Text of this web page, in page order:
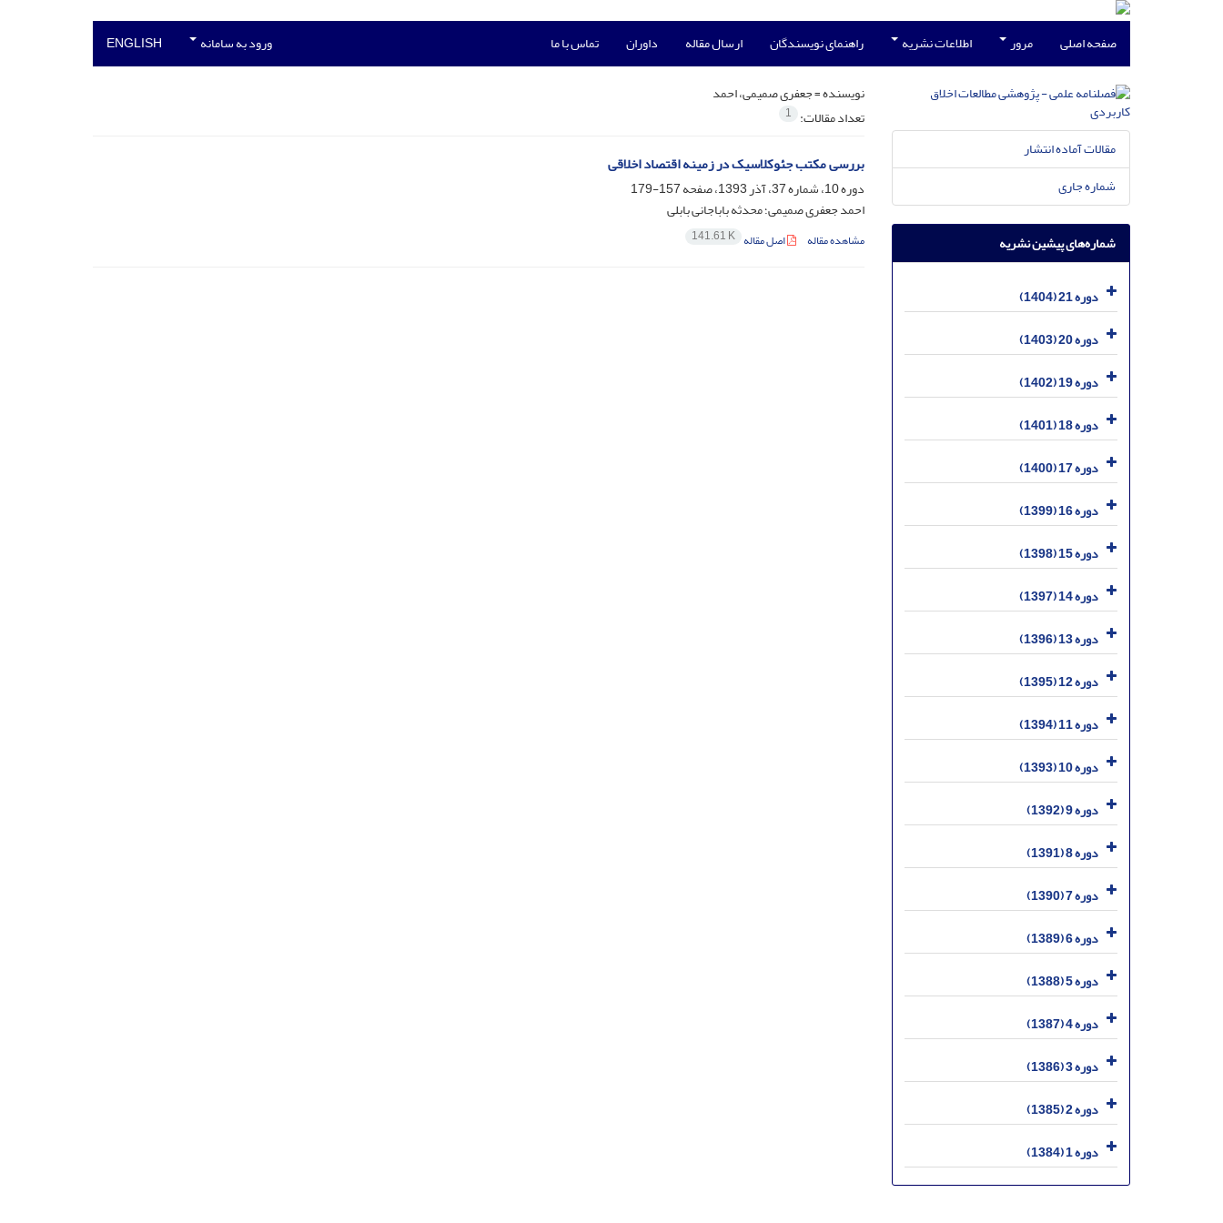
صفحه اصلی مرور اطلاعات نشریه راهنمای نویسندگان ارسال مقاله داوران تماس با ما ورود به سامانه ENGLISH
نویسنده =جعفری صمیمی، احمد
تعداد مقالات: 1
بررسی مکتب جئوکلاسیک در زمینه اقتصاد اخلاقی
دوره 10، شماره 37، آذر 1393، صفحه
157-179
احمد جعفری صمیمی؛ محدثه باباجانی بابلی
مشاهده مقاله اصل مقاله 141.61 K
مقالات آماده انتشار
شماره جاری
شماره‌های پیشین نشریه
دوره 21 (1404)
دوره 20 (1403)
دوره 19 (1402)
دوره 18 (1401)
دوره 17 (1400)
دوره 16 (1399)
دوره 15 (1398)
دوره 14 (1397)
دوره 13 (1396)
دوره 12 (1395)
دوره 11 (1394)
دوره 10 (1393)
دوره 9 (1392)
دوره 8 (1391)
دوره 7 (1390)
دوره 6 (1389)
دوره 5 (1388)
دوره 4 (1387)
دوره 3 (1386)
دوره 2 (1385)
دوره 1 (1384)